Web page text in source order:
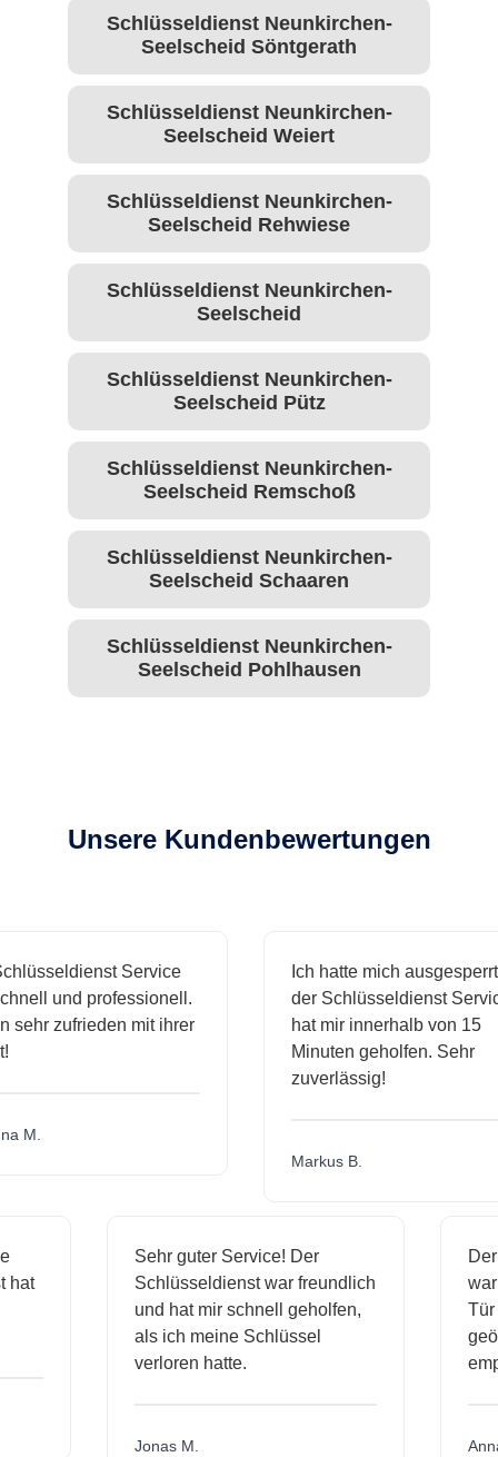
Schlüsseldienst Neunkirchen-
Seelscheid Söntgerath
Schlüsseldienst Neunkirchen-
Seelscheid Weiert
Schlüsseldienst Neunkirchen-
Seelscheid Rehwiese
Schlüsseldienst Neunkirchen-
Seelscheid
Schlüsseldienst Neunkirchen-
Seelscheid Pütz
Schlüsseldienst Neunkirchen-
Seelscheid Remschoß
Schlüsseldienst Neunkirchen-
Seelscheid Schaaren
Schlüsseldienst Neunkirchen-
Seelscheid Pohlhausen
Unsere Kundenbewertungen
Service
und professionell.
zufrieden mit ihrer
M.
Ich hatte mich ausgesperrt
der Schlüsseldienst Service
hat mir innerhalb von 15
Minuten geholfen. Sehr
zuverlässig!
Markus B.
hat
Sehr guter Service! Der
Schlüsseldienst war freundlich
und hat mir schnell geholfen,
als ich meine Schlüssel
verloren hatte.
Jonas M.